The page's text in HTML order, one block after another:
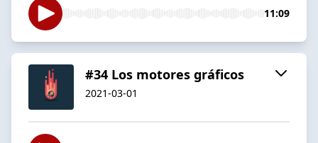
11:09
#34 Los motores gráficos
2021-03-01